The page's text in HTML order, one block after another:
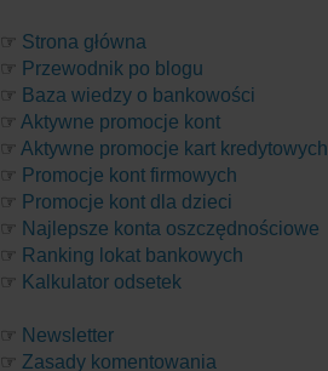
☞ Strona główna
☞ Przewodnik po blogu
☞ Baza wiedzy o bankowości
☞ Aktywne promocje kont
☞ Aktywne promocje kart kredytowych
☞ Promocje kont firmowych
☞ Promocje kont dla dzieci
☞ Najlepsze konta oszczędnościowe
☞ Ranking lokat bankowych
☞ Kalkulator odsetek
☞ Newsletter
☞ Zasady komentowania